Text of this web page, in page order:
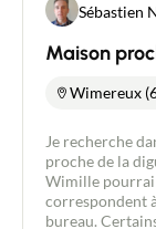
Sébastien
Maison
Wimereux
Je recherche
proche de la
Wimille pourrai
correspondent
bureau.